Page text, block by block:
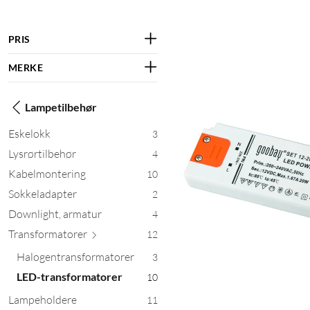
PRIS
MERKE
Lampetilbehør
Eskelokk 3
Lysrørtilbehør 4
Kabelmontering 10
Sokkeladapter 2
Downlight, armatur 4
Transformatorer 12
Halogentransformatorer 3
LED-transformatorer 10
Lampeholdere 11